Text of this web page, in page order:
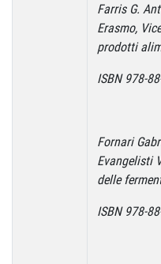
Farris G.
Erasmo,
prodotti
ISBN 978-
Fornari
Evangelisti
delle
ISBN 978-